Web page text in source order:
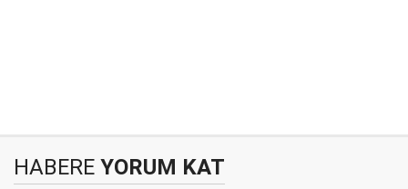
HABERE YORUM KAT